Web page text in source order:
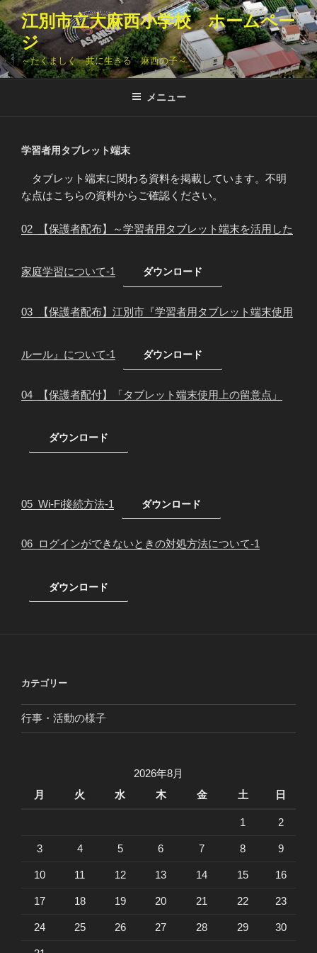
コ
ン
テ
ン
ツ
江別市立大麻西小学校 ホームペー
ジ
～たくましく 共に生きる 麻西の子～
メニュー
学習者用タブレット端末
タブレット端末に関わる資料を掲載しています。不明
な点はこちらの資料からご確認ください。
02_【保護者配布】～学習者用タブレット端末を活用した
家庭学習について-1 ダウンロード
03_【保護者配布】江別市『学習者用タブレット端末使用
ルール』について-1 ダウンロード
04_【保護者配付】「タブレット端末使用上の留意点」
ダウンロード
05_Wi-Fi接続方法-1 ダウンロード
06_ログインができないときの対処方法について-1
ダウンロード
カテゴリー
行事・活動の様子
2026年8月
月
火 水 木 金 土 日
1 2
3 4 5 6 7 8 9
10 11 12 13 14 15 16
17 18 19 20 21 22 23
24 25 26 27 28 29 30